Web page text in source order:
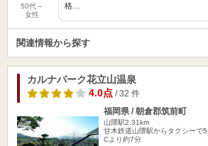
50代～
女性
格…
関連情報から探す
カルナパーク花立山温泉
4.0点/ 32 件
福岡県 / 朝倉郡筑前町
山隈駅2.31km
甘木鉄道山隈駅からタクシーで
Cより約7分